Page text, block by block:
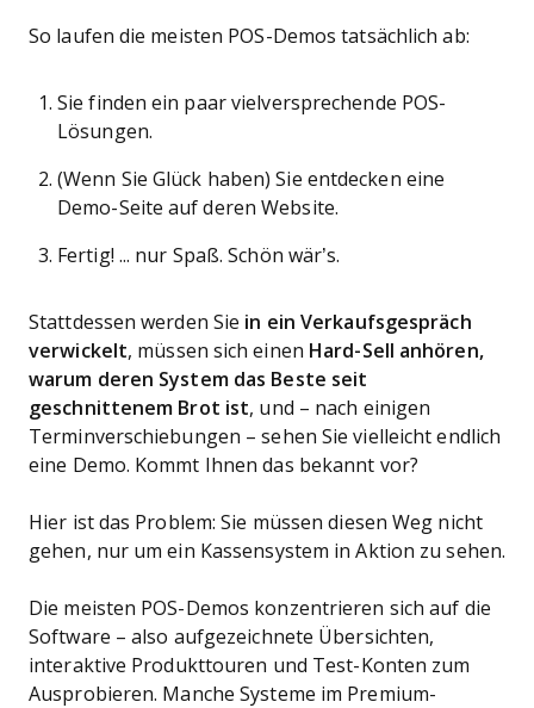
So laufen die meisten POS-Demos tatsächlich ab:
Sie finden ein paar vielversprechende POS-
Lösungen.
(Wenn Sie Glück haben) Sie entdecken eine
Demo-Seite auf deren Website.
Fertig! ... nur Spaß. Schön wär’s.
Stattdessen werden Sie in ein Verkaufsgespräch
verwickelt, müssen sich einen Hard-Sell anhören,
warum deren System das Beste seit
geschnittenem Brot ist, und – nach einigen
Terminverschiebungen – sehen Sie vielleicht endlich
eine Demo. Kommt Ihnen das bekannt vor?
Hier ist das Problem: Sie müssen diesen Weg nicht
gehen, nur um ein Kassensystem in Aktion zu sehen.
Die meisten POS-Demos konzentrieren sich auf die
Software – also aufgezeichnete Übersichten,
interaktive Produkttouren und Test-Konten zum
Ausprobieren. Manche Systeme im Premium-